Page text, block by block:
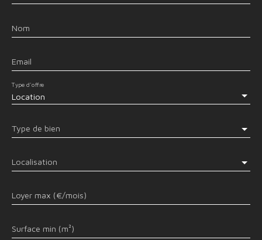
Nom
Email
Location
Type d'offre
Type de bien
Localisation
Loyer max (€/mois)
Surface min (m²)